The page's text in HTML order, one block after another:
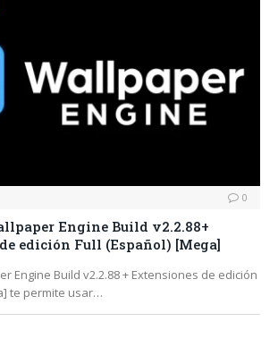
0
Engine Build v2.2.88+
edición Full (Español) [Mega]
Engine Build v2.2.88 + Extensiones de edición
te permite usar…